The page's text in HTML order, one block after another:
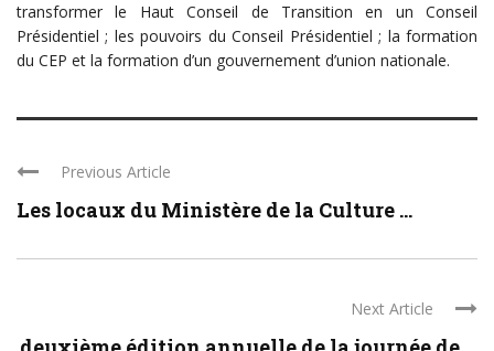
transformer le Haut Conseil de Transition en un Conseil
Présidentiel ; les pouvoirs du Conseil Présidentiel ; la formation
du CEP et la formation d’un gouvernement d’union nationale.
Previous Article
Les locaux du Ministère de la Culture ...
Next Article